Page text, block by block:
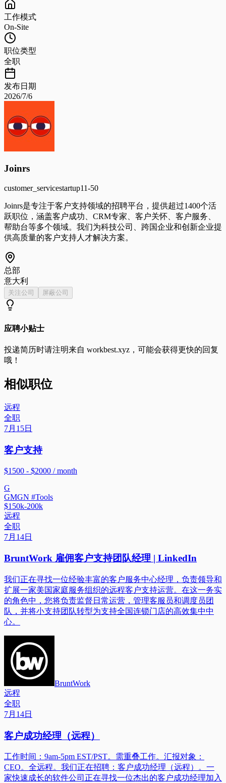
工作模式
On-Site
职位类型
全职
发布日期
2026/7/6
Joinrs
customer_servicestartup11-50
Joinrs是专注于客户支持领域的招聘平台，提供超过1400个活
跃职位，涵盖客户成功、CRM专家、客户关怀、客户服务、
帮助台等多个领域。我们为科技公司、跨国企业和创新企业提
供高质量的客户支持人才解决方案。
总部
意大利
关注公司 屏蔽公司
应聘小贴士
投递简历时请注明来自 workbest.xyz ，可能会获得更快的回复
哦！
相似职位
远程
全职
7月15日
客户支持
$1500 - $2000 / month
G
GMGN #Tools
$150k-200k
远程
全职
7月14日
BruntWork 雇佣客户支持团队经理 | LinkedIn
我们正在寻找一位经验丰富的客户服务中心经理，负责领导和
扩展一家美国家庭服务组织的远程客户支持运营。在这一务实
的角色中，您将负责监督日常运营，管理客服员和调度员团
队，并将小支持团队转型为支持全国连锁门店的高效集中中
心。
BruntWork
远程
全职
7月14日
客户成功经理（远程）
工作时间：9am-5pm EST/PST。需重叠工作。汇报对象：
CEO。全远程。我们正在招聘：客户成功经理（远程）。一
家快速成长的软件公司正在寻找一位杰出的客户成功经理加入